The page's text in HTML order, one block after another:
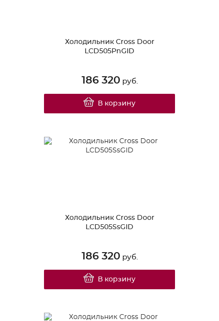
Холодильник Cross Door
LCD505PnGID
186 320руб.
В корзину
Холодильник Cross Door
LCD505SsGID
186 320руб.
В корзину